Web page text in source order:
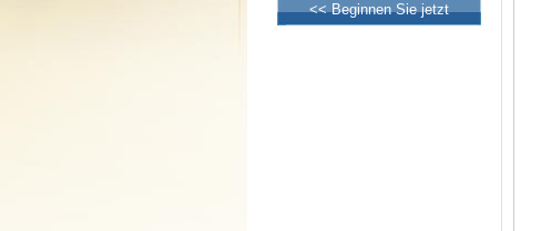
<< Beginnen Sie jetzt